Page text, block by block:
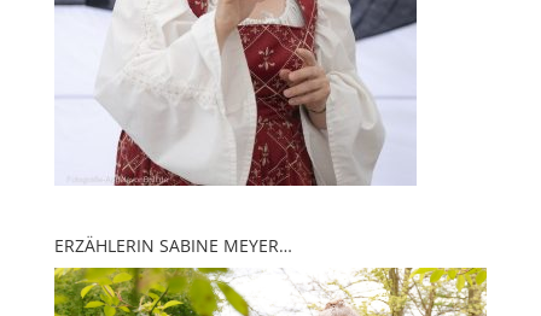
ERZÄHLERIN SABINE MEYER…